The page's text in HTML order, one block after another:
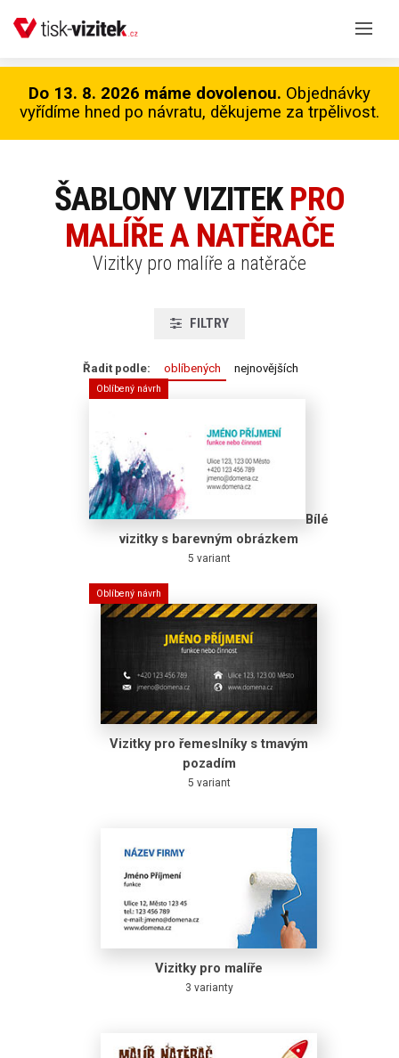
Do 13. 8. 2026 máme dovolenou. Objednávky
vyřídíme hned po návratu, děkujeme za trpělivost.
ŠABLONY VIZITEKPRO
MALÍŘE A NATĚRAČE
Vizitky pro malíře a natěrače
FILTRY
Řadit podle: oblíbených nejnovějších
Oblíbený návrh
Bílé
vizitky s barevným obrázkem
5 variant
Oblíbený návrh
Vizitky pro řemeslníky s tmavým
pozadím
5 variant
Vizitky pro malíře
3 varianty